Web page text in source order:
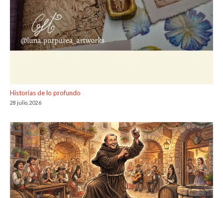
Historias de lo profundo
28 julio, 2026